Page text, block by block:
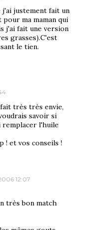
j'ai justement fait un
pour ma maman qui
j'ai fait une version
grasses).C'est
le tien.
très très envie,
savoir si
remplacer l'huile
! et vos conseils !
12:07
très bon match